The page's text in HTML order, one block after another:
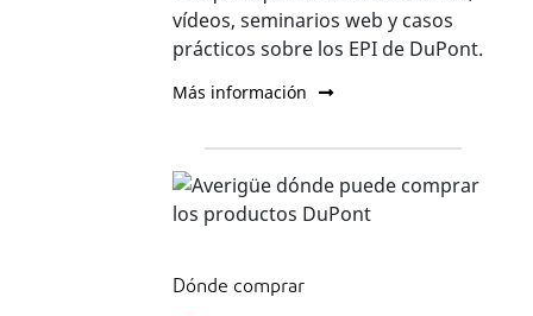
vídeos, seminarios web y casos
prácticos sobre los EPI de DuPont.
Más información
Dónde comprar